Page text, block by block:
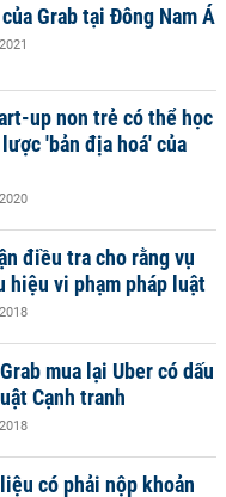
Grab tại Đông Nam Á
up non trẻ có thể học
'bản địa hoá' của
điều tra cho rằng vụ
hiệu vi phạm pháp luật
mua lại Uber có dấu
Cạnh tranh
có phải nộp khoản